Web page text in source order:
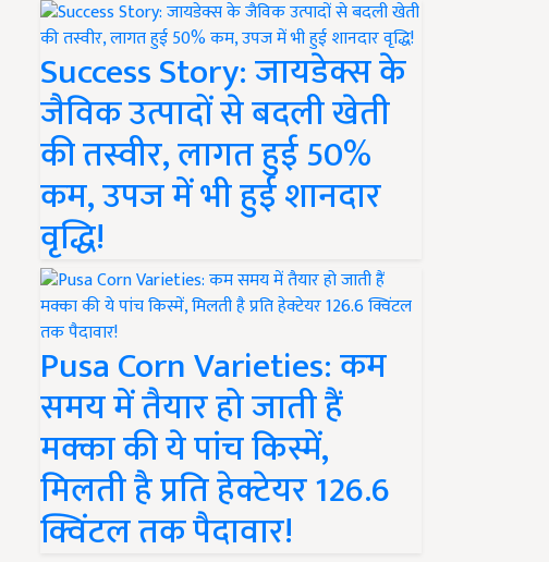
Success Story: जायडेक्स के
जैविक उत्पादों से बदली खेती
की तस्वीर, लागत हुई 50%
कम, उपज में भी हुई शानदार
वृद्धि!
Pusa Corn Varieties: कम
समय में तैयार हो जाती हैं
मक्का की ये पांच किस्में,
मिलती है प्रति हेक्टेयर 126.6
क्विंटल तक पैदावार!